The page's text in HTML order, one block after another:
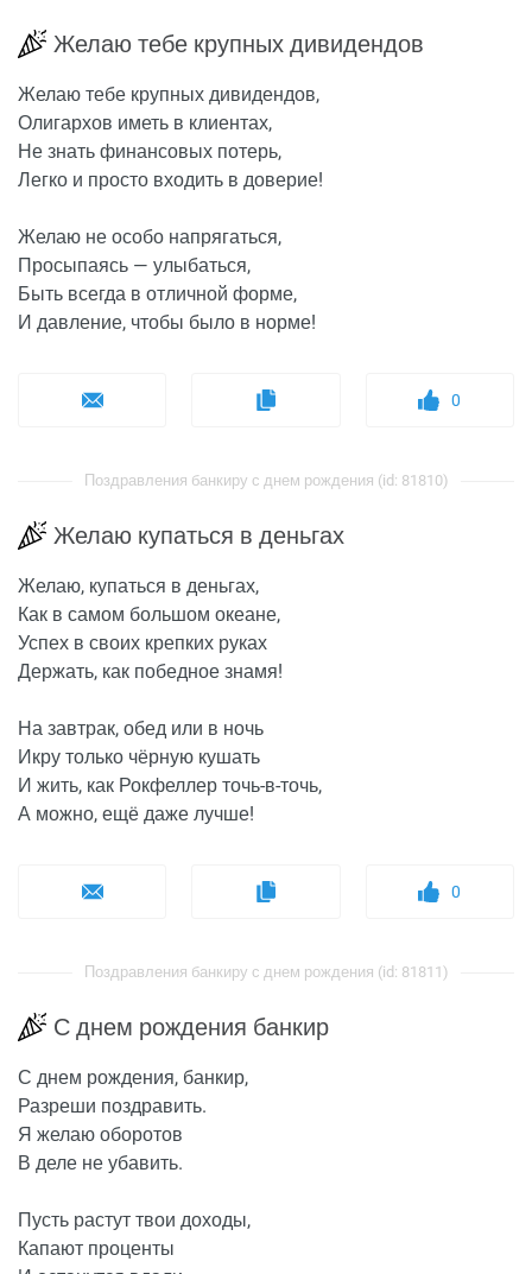
Желаю тебе крупных дивидендов
Желаю тебе крупных дивидендов,
Олигархов иметь в клиентах,
Не знать финансовых потерь,
Легко и просто входить в доверие!
Желаю не особо напрягаться,
Просыпаясь — улыбаться,
Быть всегда в отличной форме,
И давление, чтобы было в норме!
0
Поздравления банкиру с днем рождения (id: 81810)
Желаю купаться в деньгах
Желаю, купаться в деньгах,
Как в самом большом океане,
Успех в своих крепких руках
Держать, как победное знамя!
На завтрак, обед или в ночь
Икру только чёрную кушать
И жить, как Рокфеллер точь-в-точь,
А можно, ещё даже лучше!
0
Поздравления банкиру с днем рождения (id: 81811)
С днем рождения банкир
С днем рождения, банкир,
Разреши поздравить.
Я желаю оборотов
В деле не убавить.
Пусть растут твои доходы,
Капают проценты